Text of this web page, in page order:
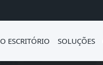
O ESCRITÓRIO SOLUÇÕES